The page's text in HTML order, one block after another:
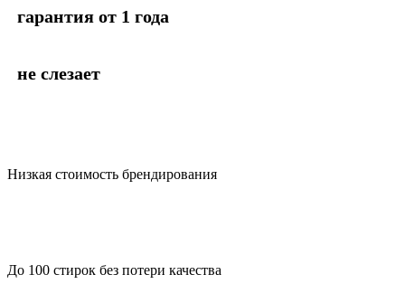
гарантия от 1 года
не слезает
Низкая стоимость брендирования
До 100 стирок без потери качества